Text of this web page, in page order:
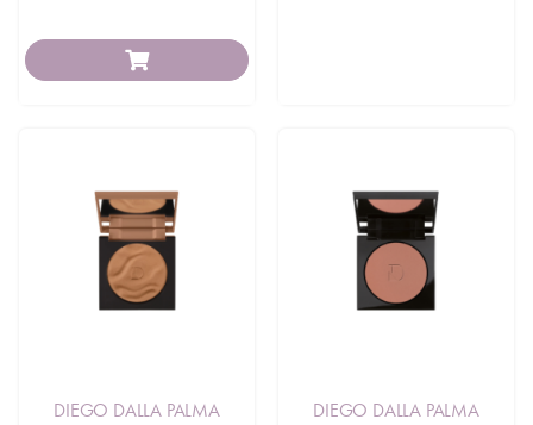
DIEGO DALLA PALMA DIEGO DALLA PALMA